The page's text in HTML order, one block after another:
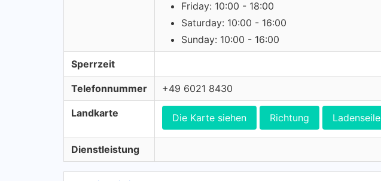
Friday: 10:00 - 18:00
Saturday: 10:00 - 16:00
Sunday: 10:00 - 16:00
Sperrzeit
Telefonnummer +49 6021 8430
Landkarte Die Karte siehen Richtung Ladenseile
Dienstleistung